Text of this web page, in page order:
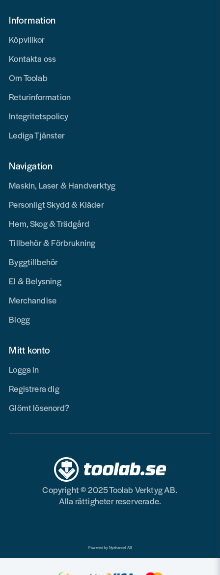
Information
Köpvillkor
Kontakta oss
Om Toolab
Returinformation
Integritetspolicy
Lediga Tjänster
Navigation
Maskin, Laser & Handverktyg
Personligt Skydd & Kläder
Hem, Skog & Trädgård
Tillbehör & Förbrukning
Byggtillbehör
El & Belysning
Merchandise
Blogg
Mitt konto
Logga in
Registrera dig
Glömt lösenord?
Copyright © 2025 Toolab Verktyg AB.
Alla rättigheter reserverade.
Powered by Nyehandel AB